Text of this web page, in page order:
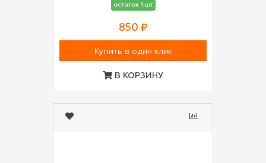
остаток 1 шт
850 ₽
Купить в один клик
В КОРЗИНУ